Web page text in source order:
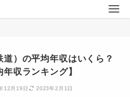
）の平均年収はいくら？
年収ランキング】
12月19日 2023年2月1日